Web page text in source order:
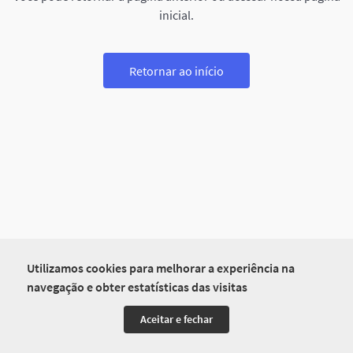
Utilizamos cookies para melhorar a experiência na
navegação e obter estatísticas das visitas
Aceitar e fechar
inicial.
Retornar ao início